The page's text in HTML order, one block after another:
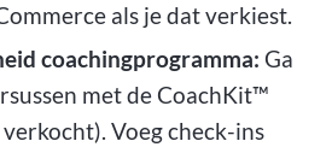
als je dat verkiest.
coachingprogramma: Ga
met de CoachKit™
Voeg check-ins